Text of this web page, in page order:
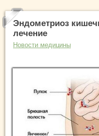
Эндометриоз
лечение
Новости медицины